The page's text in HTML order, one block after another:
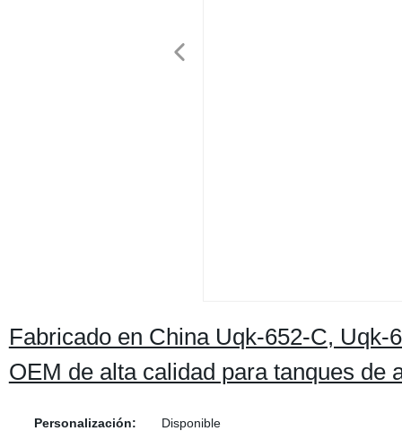
Fabricado en China Uqk-652-C,
OEM de alta calidad para tanques de
Personalización:
Disponible